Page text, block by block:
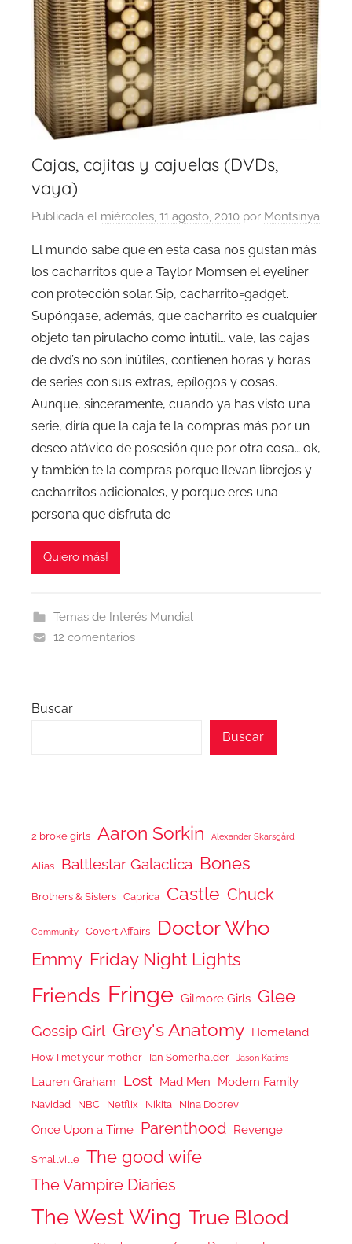
Cajas, cajitas y cajuelas (DVDs,
vaya)
Publicada el miércoles, 11 agosto, 2010 por Montsinya
El mundo sabe que en esta casa nos gustan más
los cacharritos que a Taylor Momsen el eyeliner
con protección solar. Sip, cacharrito=gadget.
Supóngase, además, que cacharrito es cualquier
objeto tan pirulacho como intútil… vale, las cajas
de dvd’s no son inútiles, contienen horas y horas
de series con sus extras, epílogos y cosas.
Aunque, sinceramente, cuando ya has visto una
serie, diría que la caja te la compras más por un
deseo atávico de posesión que por otra cosa… ok,
y también te la compras porque llevan librejos y
cacharritos adicionales, y porque eres una
persona que disfruta de
Quiero más!
Temas de Interés Mundial
12 comentarios
Buscar
Buscar
2 broke girls Aaron Sorkin Alexander Skarsgård
Alias Battlestar Galactica Bones
Brothers & Sisters Caprica Castle Chuck
Community Covert Affairs Doctor Who
Emmy Friday Night Lights
Friends Fringe Gilmore Girls Glee
Gossip Girl Grey's Anatomy Homeland
How I met your mother Ian Somerhalder Jason Katims
Lauren Graham Lost Mad Men Modern Family
Navidad NBC Netflix Nikita Nina Dobrev
Once Upon a Time Parenthood Revenge
Smallville The good wife
The Vampire Diaries
The West Wing True Blood